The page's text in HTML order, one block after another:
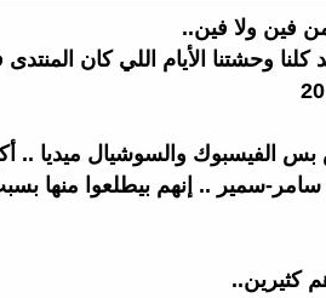
فين ولا فين..
وحشتنا الأيام اللي كان
الفيسبوك والسوشيال ميديا ..
سمير .. إنهم بيطلعوا منها
كثيرين..